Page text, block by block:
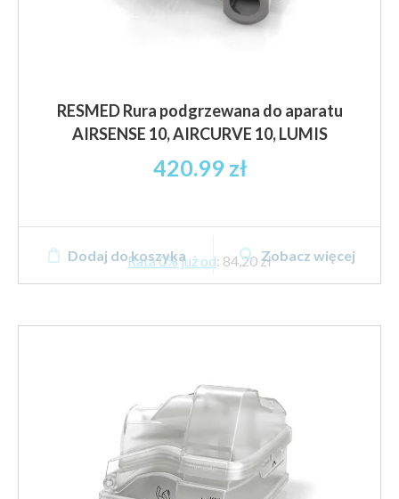
RESMED Rura podgrzewana do aparatu
AIRSENSE 10, AIRCURVE 10, LUMIS
420.99 zł
Rata 0% już od: 84,20 zł
Dodaj do koszyka Zobacz więcej